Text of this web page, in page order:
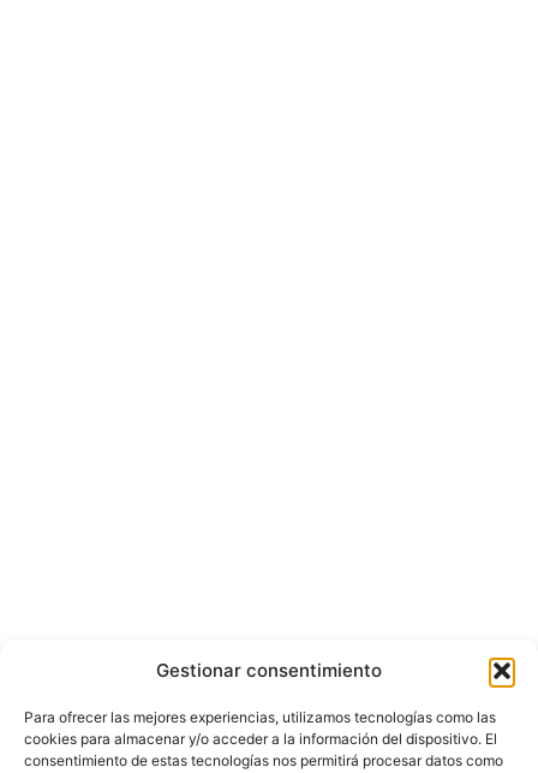
Gestionar consentimiento
Para ofrecer las mejores experiencias, utilizamos tecnologías como las
cookies para almacenar y/o acceder a la información del dispositivo. El
consentimiento de estas tecnologías nos permitirá procesar datos como